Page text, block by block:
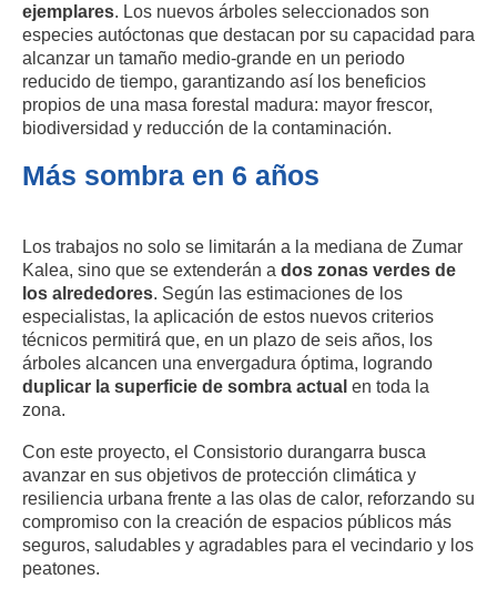
ejemplares. Los nuevos árboles seleccionados son
especies autóctonas que destacan por su capacidad para
alcanzar un tamaño medio-grande en un periodo
reducido de tiempo, garantizando así los beneficios
propios de una masa forestal madura: mayor frescor,
biodiversidad y reducción de la contaminación.
Más sombra en 6 años
Los trabajos no solo se limitarán a la mediana de Zumar
Kalea, sino que se extenderán a dos zonas verdes de
los alrededores. Según las estimaciones de los
especialistas, la aplicación de estos nuevos criterios
técnicos permitirá que, en un plazo de seis años, los
árboles alcancen una envergadura óptima, logrando
duplicar la superficie de sombra actual en toda la
zona.
Con este proyecto, el Consistorio durangarra busca
avanzar en sus objetivos de protección climática y
resiliencia urbana frente a las olas de calor, reforzando su
compromiso con la creación de espacios públicos más
seguros, saludables y agradables para el vecindario y los
peatones.